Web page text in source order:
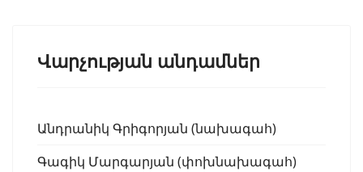
Վարչության անդամներ
Անդրանիկ Գրիգորյան (նախագահ)
Գագիկ Մարգարյան (փոխնախագահ)